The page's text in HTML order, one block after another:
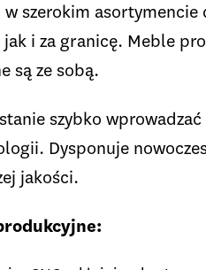
szerokim asortymencie
i za granicę. Meble
są ze sobą.
szybko
Dysponuje
jakości.